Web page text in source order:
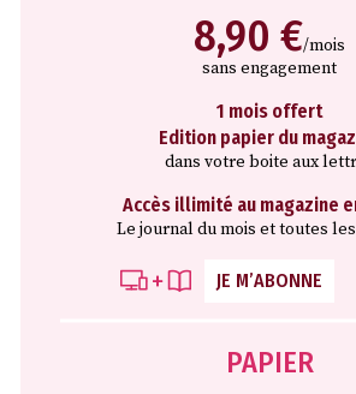
8,90 €/mois
sans engagement
1 mois offert
Edition papier du
dans votre boite aux
Accès illimité au magazine
Le journal du mois et toutes
JE M’ABONNE
PAPIER